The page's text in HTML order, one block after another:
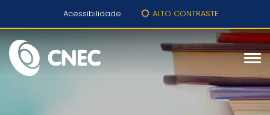
Acessibilidade ALTO CONTRASTE